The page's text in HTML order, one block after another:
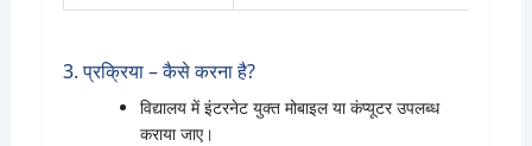
3. प्रक्रिया – कैसे करना है?
विद्यालय में इंटरनेट युक्त मोबाइल या कंप्यूटर उपलब्ध
कराया जाए।